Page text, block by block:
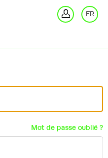
FR
Mot de passe oublié ?